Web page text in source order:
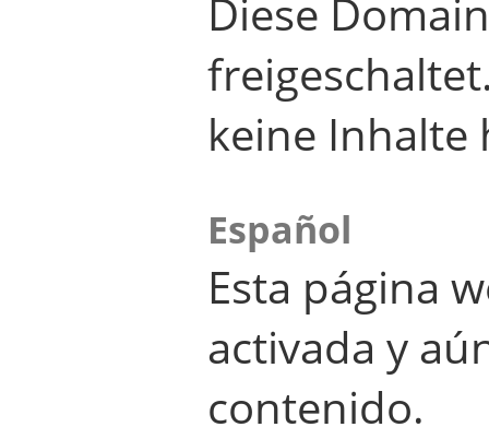
Diese
keine Inhalte
Español
Esta página
activada y
contenido.